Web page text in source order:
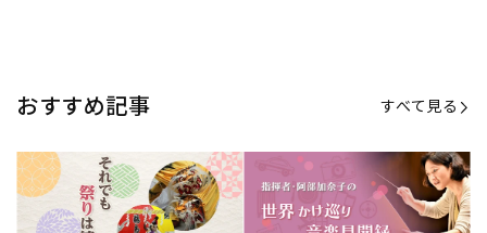
「できた！」があふれる！『生徒
指導の教科書』
イブ＆トークレポート